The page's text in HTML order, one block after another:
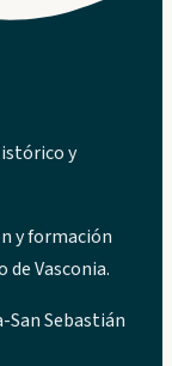
y
y formación
Vasconia.
San Sebastián